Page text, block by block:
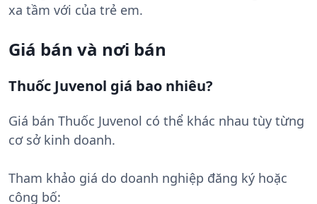
xa tầm với của trẻ em.
Giá bán và nơi bán
Thuốc Juvenol giá bao nhiêu?
Giá bán Thuốc Juvenol có thể khác nhau tùy từng
cơ sở kinh doanh.
Tham khảo giá do doanh nghiệp đăng ký hoặc
công bố: